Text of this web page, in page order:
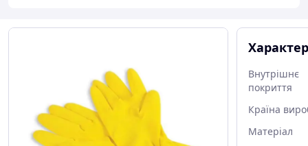
Внутрішнє
покриття
Країна
Матеріал